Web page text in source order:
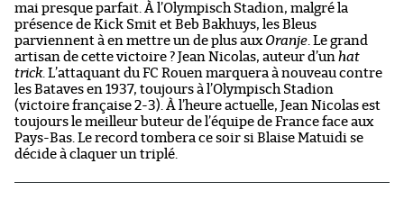
mai presque parfait. À l’Olympisch Stadion, malgré la
présence de Kick Smit et Beb Bakhuys, les Bleus
parviennent à en mettre un de plus aux Oranje . Le grand
artisan de cette victoire ? Jean Nicolas, auteur d’un hat
trick. L’attaquant du FC Rouen marquera à nouveau contre
les Bataves en 1937, toujours à l’Olympisch Stadion
(victoire française 2-3). À l’heure actuelle, Jean Nicolas est
toujours le meilleur buteur de l’équipe de France face aux
Pays-Bas. Le record tombera ce soir si Blaise Matuidi se
décide à claquer un triplé.